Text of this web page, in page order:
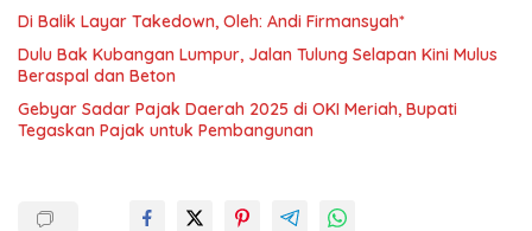
Di Balik Layar Takedown, Oleh: Andi Firmansyah*
Dulu Bak Kubangan Lumpur, Jalan Tulung Selapan Kini Mulus
Beraspal dan Beton
Gebyar Sadar Pajak Daerah 2025 di OKI Meriah, Bupati
Tegaskan Pajak untuk Pembangunan